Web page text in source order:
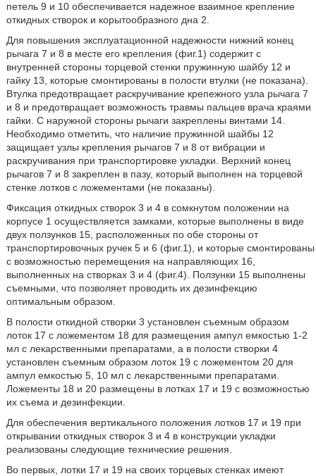
петель 9 и 10 обеспечивается надежное взаимное крепление
откидных створок и корытообразного дна 2.
Для повышения эксплуатационной надежности нижний конец
рычага 7 и 8 в месте его крепления (фиг.1) содержит с
внутренней стороны торцевой стенки пружинную шайбу 12 и
гайку 13, которые смонтированы в полости втулки (не показана).
Втулка предотвращает раскручивание крепежного узла рычага 7
и 8 и предотвращает возможность травмы пальцев врача краями
гайки. С наружной стороны рычаги закреплены винтами 14.
Необходимо отметить, что наличие пружинной шайбы 12
защищает узлы крепления рычагов 7 и 8 от вибрации и
раскручивания при транспортировке укладки. Верхний конец
рычагов 7 и 8 закреплен в пазу, который выполнен на торцевой
стенке лотков с ложементами (не показаны).
Фиксация откидных створок 3 и 4 в сомкнутом положении на
корпусе 1 осуществляется замками, которые выполнены в виде
двух ползунков 15, расположенных по обе стороны от
транспортировочных ручек 5 и 6 (фиг.1), и которые смонтированы
с возможностью перемещения на направляющих 16,
выполненных на створках 3 и 4 (фиг.4). Ползунки 15 выполнены
съемными, что позволяет проводить их дезинфекцию
оптимальным образом.
В полости откидной створки 3 установлен съемным образом
лоток 17 с ложементом 18 для размещения ампул емкостью 1-2
мл с лекарственными препаратами, а в полости створки 4
установлен съемным образом лоток 19 с ложементом 20 для
ампул емкостью 5, 10 мл с лекарственными препаратами.
Ложементы 18 и 20 размещены в лотках 17 и 19 с возможностью
их съема и дезинфекции.
Для обеспечения вертикального положения лотков 17 и 19 при
открывании откидных створок 3 и 4 в конструкции укладки
реализованы следующие технические решения.
Во первых, лотки 17 и 19 на своих торцевых стенках имеют